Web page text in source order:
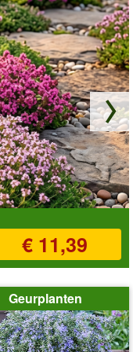
€ 11,39
Geurplanten